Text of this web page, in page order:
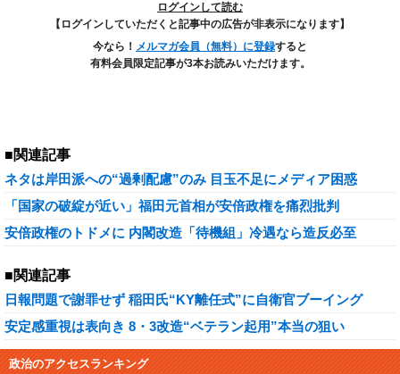
ログインして読む
【ログインしていただくと記事中の広告が非表示になります】
今なら！ メルマガ会員（無料）に登録すると
有料会員限定記事が3本お読みいただけます。
■関連記事
ネタは岸田派への“過剰配慮”のみ 目玉不足にメディア困惑
「国家の破綻が近い」福田元首相が安倍政権を痛烈批判
安倍政権のトドメに 内閣改造「待機組」冷遇なら造反必至
■関連記事
日報問題で謝罪せず 稲田氏“KY離任式”に自衛官ブーイング
安定感重視は表向き 8・3改造“ベテラン起用”本当の狙い
政治のアクセスランキング